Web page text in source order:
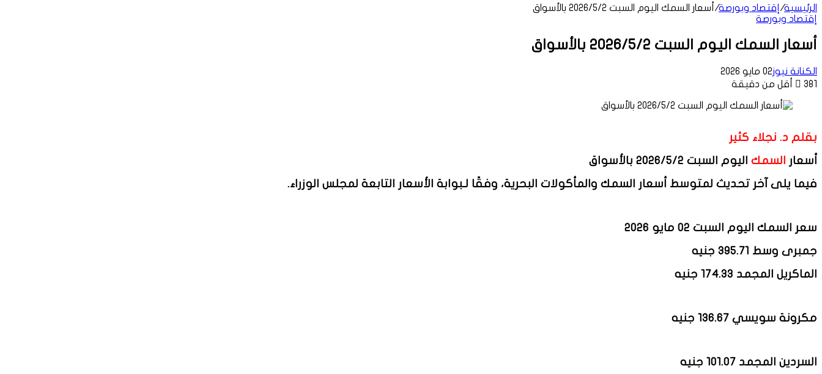
الرئيسية/ إقتصاد وبورصة/ أسعار السمك اليوم السبت 2026/5/2 بالأسواق
إقتصاد وبورصة
أسعار السمك اليوم السبت 2026/5/2 بالأسواق
الكنانة نيوز02 مايو 2026
381
أقل من دقيقة
بقلم د. نجلاء كثير
أسعار السمك اليوم السبت 2026/5/2 بالأسواق
فيما يلى آخر تحديث لمتوسط أسعار السمك والمأكولات البحرية، وفقًا لـبوابة الأسعار التابعة لمجلس الوزراء.
سعر السمك اليوم السبت 02 مايو 2026
جمبرى وسط 395.71 جنيه
الماكريل المجمد 174.33 جنيه
مكرونة سويسي 136.67 جنيه
السردين المجمد 101.07 جنيه